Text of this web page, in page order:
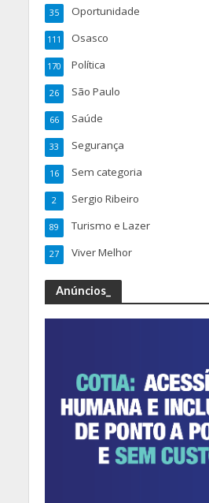
Oportunidade
35
Osasco
111
Política
170
São Paulo
26
Saúde
66
Segurança
33
Sem categoria
16
Sergio Ribeiro
2
Turismo e Lazer
89
Viver Melhor
27
Anúncios_